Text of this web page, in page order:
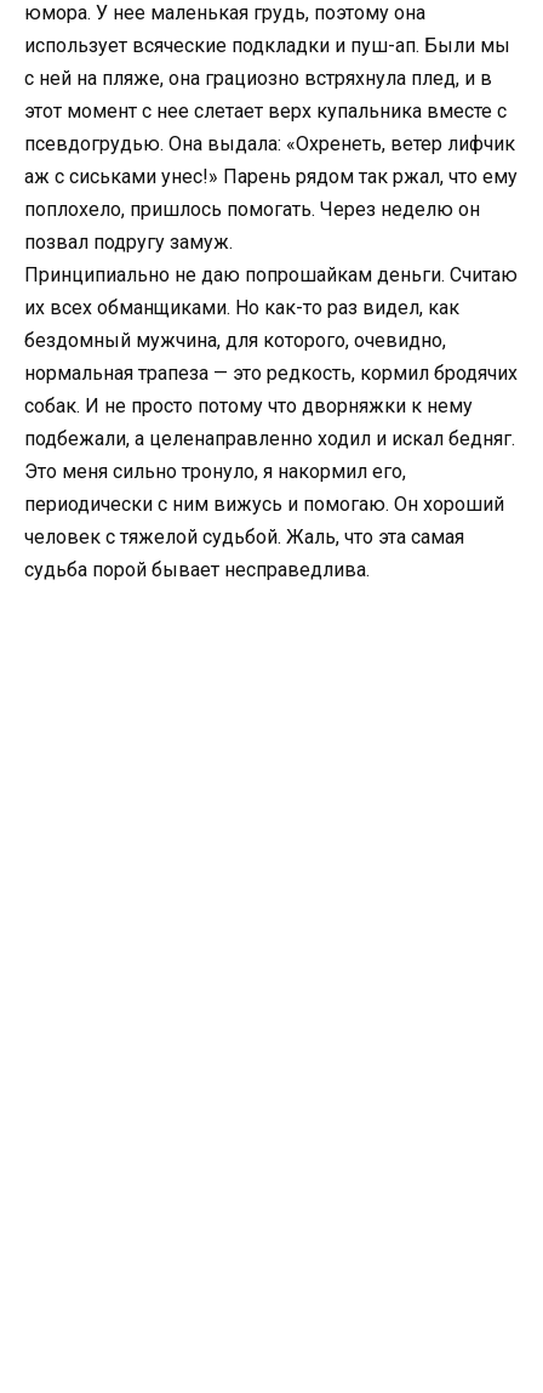
юмора. У нее маленькая грудь, поэтому она
использует всяческие подкладки и пуш-ап. Были мы
с ней на пляже, она грациозно встряхнула плед, и в
этот момент с нее слетает верх купальника вместе с
псевдогрудью. Она выдала: «Охренеть, ветер лифчик
аж с сиськами унес!» Парень рядом так ржал, что ему
поплохело, пришлось помогать. Через неделю он
позвал подругу замуж.
Принципиально не даю попрошайкам деньги. Считаю
их всех обманщиками. Но как-то раз видел, как
бездомный мужчина, для которого, очевидно,
нормальная трапеза — это редкость, кормил бродячих
собак. И не просто потому что дворняжки к нему
подбежали, а целенаправленно ходил и искал бедняг.
Это меня сильно тронуло, я накормил его,
периодически с ним вижусь и помогаю. Он хороший
человек с тяжелой судьбой. Жаль, что эта самая
судьба порой бывает несправедлива.